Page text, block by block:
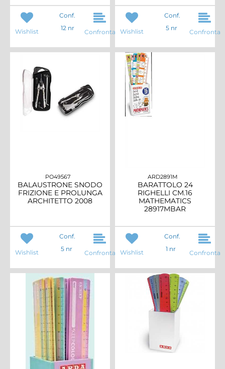
Wishlist
Conf.
12 nr
Confronta Wishlist
Conf.
5 nr
Confronta
PO49567
BALAUSTRONE SNODO
FRIZIONE E PROLUNGA
ARCHITETTO 2008
Wishlist
Conf.
5 nr
Confronta
ARD2891M
BARATTOLO 24
RIGHELLI CM.16
MATHEMATICS
28917MBAR
Wishlist
Conf.
1 nr
Confronta